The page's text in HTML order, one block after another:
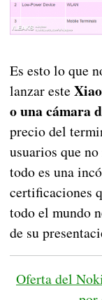
Es esto lo que
lanzar este
o una cámara
precio del
usuarios que
todo es una
certificaciones
todo el mundo
de su
Oferta del